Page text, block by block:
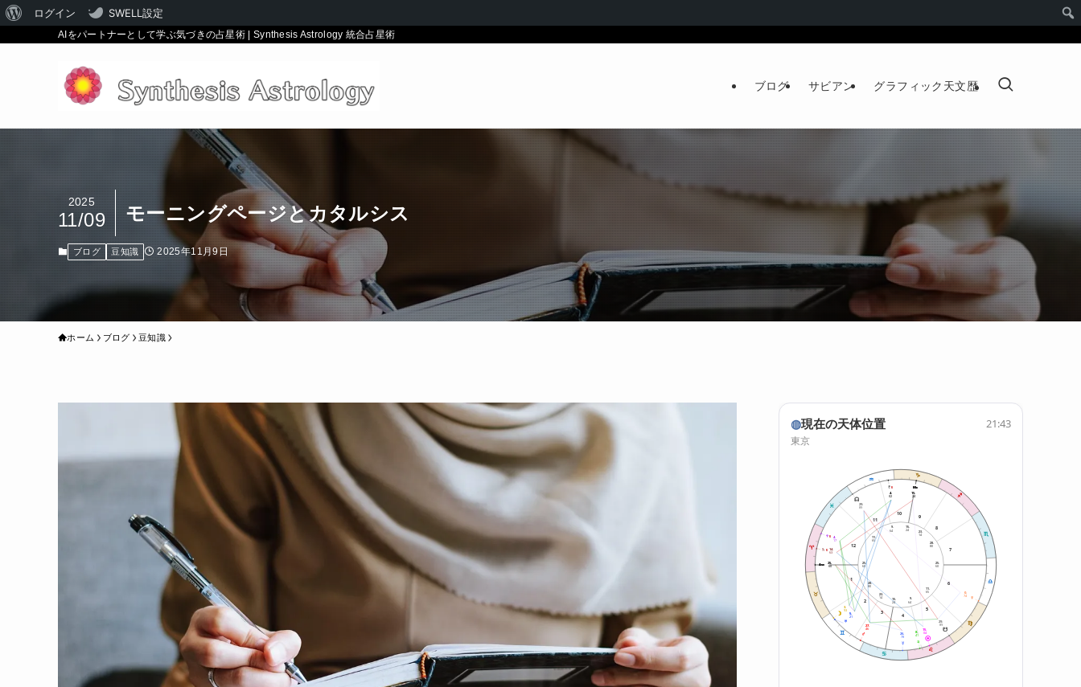
WordPress
ログイン SWELL設定
AIをパートナーとして学ぶ気づきの占星術 | Synthesis Astrology 統合占星術
ブログ サビアン グラフィック天文歴
モーニングページとカタルシス
2025
11/09
ブログ 豆知識 2025年11月9日
ホーム ブログ 豆知識